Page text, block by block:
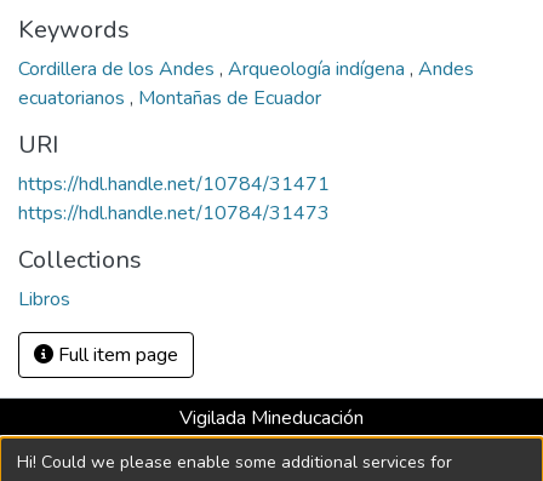
Keywords
Cordillera de los Andes , Arqueología indígena , Andes
ecuatorianos , Montañas de Ecuador
URI
https://hdl.handle.net/10784/31471
https://hdl.handle.net/10784/31473
Collections
Libros
Full item page
Vigilada Mineducación
Universidad con Acreditación Institucional hasta 2026 -
Hi! Could we please enable some additional services for